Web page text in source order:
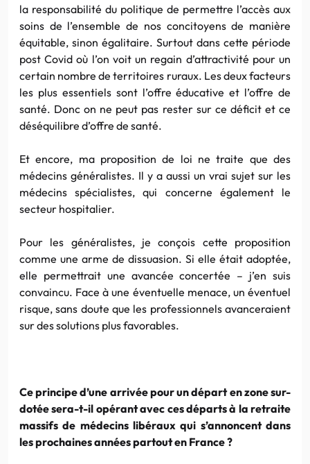
la responsabilité du politique de permettre l’accès aux
soins de l’ensemble de nos concitoyens de manière
équitable, sinon égalitaire. Surtout dans cette période
post Covid où l’on voit un regain d’attractivité pour un
certain nombre de territoires ruraux. Les deux facteurs
les plus essentiels sont l’offre éducative et l’offre de
santé. Donc on ne peut pas rester sur ce déficit et ce
déséquilibre d’offre de santé.
Et encore, ma proposition de loi ne traite que des
médecins généralistes. Il y a aussi un vrai sujet sur les
médecins spécialistes, qui concerne également le
secteur hospitalier.
Pour les généralistes, je conçois cette proposition
comme une arme de dissuasion. Si elle était adoptée,
elle permettrait une avancée concertée – j’en suis
convaincu. Face à une éventuelle menace, un éventuel
risque, sans doute que les professionnels avanceraient
sur des solutions plus favorables.
Ce principe d’une arrivée pour un départ en zone sur-
dotée sera-t-il opérant avec ces départs à la retraite
massifs de médecins libéraux qui s’annoncent dans
les prochaines années partout en France ?